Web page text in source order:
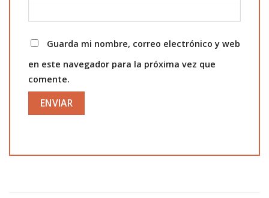
Guarda mi nombre, correo electrónico y web
en este navegador para la próxima vez que
comente.